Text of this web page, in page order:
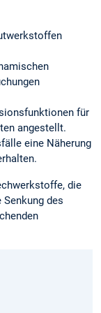
für
angestellt.
eine Näherung
die
Senkung des